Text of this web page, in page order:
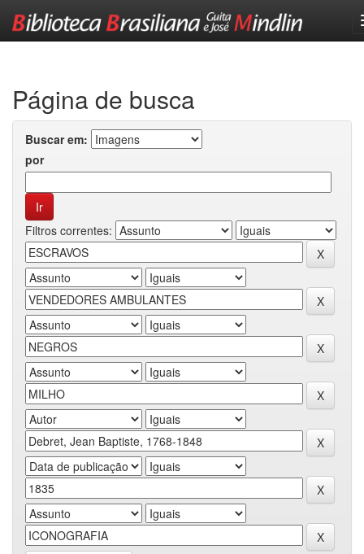
Página de busca
Buscar em:
por
Filtros correntes: